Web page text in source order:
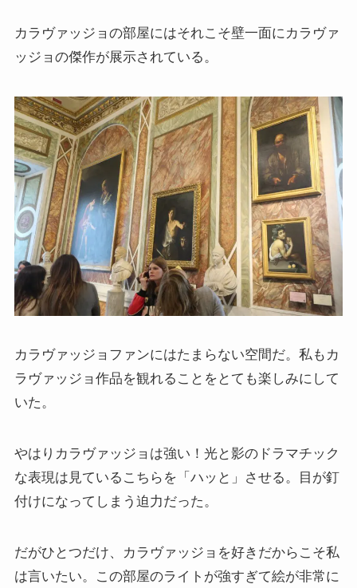
イギリスの文豪ディケンズ
ドイツの大詩人ゲーテを味わう
哲学者ショーペンハウアーに学ぶ
カフカの街プラハとチェコ文学
ローマ帝国の興亡とバチカン、ローマカトリック
イタリアルネサンスと知の革命
光の画家フェルメールと科学革命
クラシック・西洋美術から見るヨーロッパ
夢の国ディズニーランド研究
その他おすすめ本
世界一周記
イスラエル編
カラヴァッジョの部屋にはそれこそ壁一面にカラヴァ
ッジョの傑作が展示されている。
カラヴァッジョファンにはたまらない空間だ。私もカ
ラヴァッジョ作品を観れることをとても楽しみにして
いた。
やはりカラヴァッジョは強い！光と影のドラマチック
な表現は見ているこちらを「ハッと」させる。目が釘
付けになってしまう迫力だった。
だがひとつだけ、カラヴァッジョを好きだからこそ私
は言いたい。この部屋のライトが強すぎて絵が非常に